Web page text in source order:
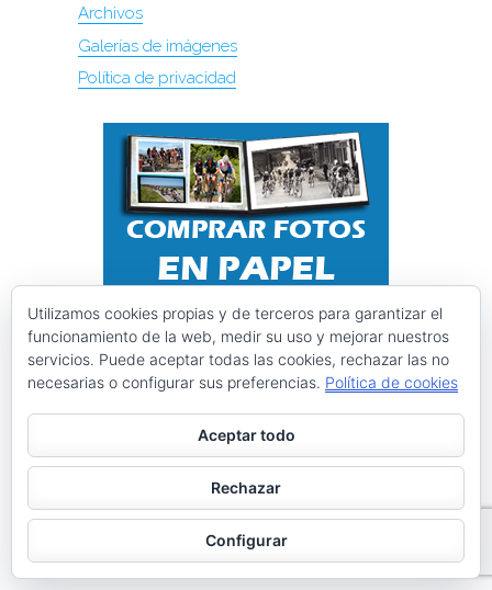
Archivos
Galerías de imágenes
Política de privacidad
Instagram @ciclismoasturias
Utilizamos cookies propias y de terceros para garantizar el
funcionamiento de la web, medir su uso y mejorar nuestros
servicios. Puede aceptar todas las cookies, rechazar las no
necesarias o configurar sus preferencias. Política de cookies
Aceptar todo
Rechazar
Configurar